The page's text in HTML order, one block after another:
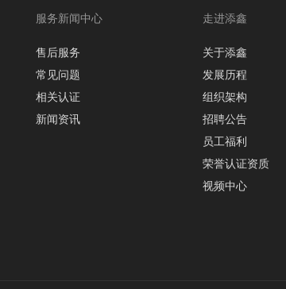
服务新闻中心
售后服务
常见问题
相关认证
新闻资讯
走进添鑫
关于添鑫
发展历程
组织架构
招聘公告
员工福利
荣誉认证资质
视频中心